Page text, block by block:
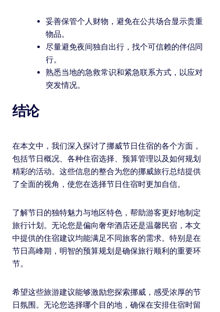
妥善保管个人财物，避免在公共场合显示贵重
物品。
尽量避免夜间独自出行，找个可信赖的伴侣同
行。
熟悉当地的急救常识和紧急联系方式，以应对
突发情况。
结论
在本文中，我们深入探讨了挪威节日住宿的各个方面，
包括节日概况、各种住宿选择、预算管理以及如何规划
精彩的活动。这些信息的整合为您的挪威旅行总结提供
了全面的视角，使您在选择节日住宿时更加自信。
了解节日的独特魅力与地区特色，帮助游客更好地制定
旅行计划。无论您是偏向奢华酒店还是温馨民宿，本文
中提供的住宿建议均能满足不同旅客的需求。特别是在
节日高峰期，明智的预算规划是确保旅行顺利的重要环
节。
希望这些旅游建议能够激励您探索挪威，感受浓厚的节
日氛围。无论您选择哪个目的地，确保在安排住宿时留